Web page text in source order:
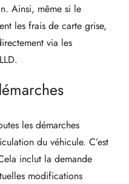
Ainsi, même si le
les frais de carte grise,
via les
les démarches
du véhicule. C’est
inclut la demande
modifications